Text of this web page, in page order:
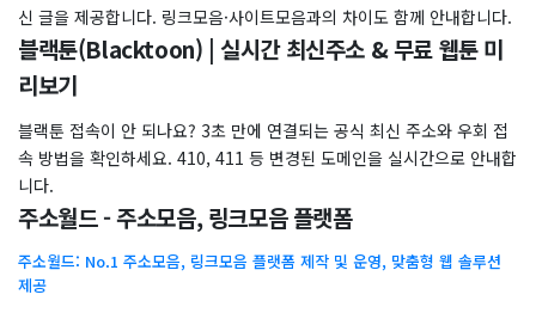
신 글을 제공합니다. 링크모음·사이트모음과의 차이도 함께 안내합니다.
블랙툰(Blacktoon) | 실시간 최신주소 & 무료 웹툰 미
리보기
블랙툰 접속이 안 되나요? 3초 만에 연결되는 공식 최신 주소와 우회 접
속 방법을 확인하세요. 410, 411 등 변경된 도메인을 실시간으로 안내합
니다.
주소월드 - 주소모음, 링크모음 플랫폼
주소월드: No.1 주소모음, 링크모음 플랫폼 제작 및 운영, 맞춤형 웹 솔루션
제공